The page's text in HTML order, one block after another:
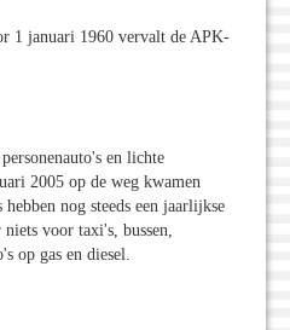
1 januari 1960 vervalt de APK-
en lichte
2005 op de weg kwamen
nog steeds een jaarlijkse
voor taxi's, bussen,
op gas en diesel.